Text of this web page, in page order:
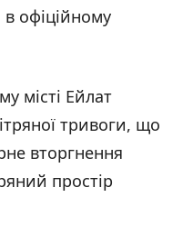
офіційному
місті Ейлат
тривоги, що
вторгнення
простір